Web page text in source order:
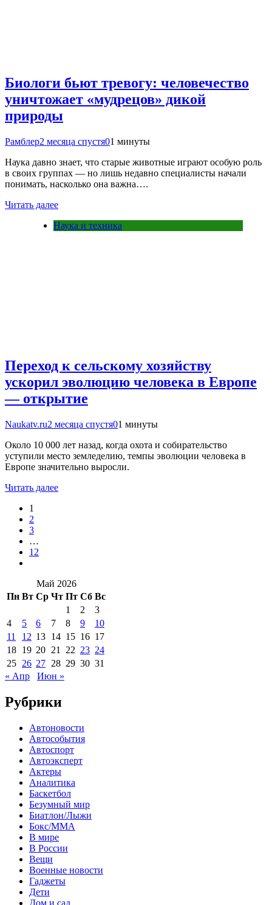
Биологи бьют тревогу: человечество
уничтожает «мудрецов» дикой
природы
Рамблер2 месяца спустя01 минуты
Наука давно знает, что старые животные играют особую роль
в своих группах — но лишь недавно специалисты начали
понимать, насколько она важна….
Читать далее
Наука и техника
Переход к сельскому хозяйству
ускорил эволюцию человека в Европе
— открытие
Naukatv.ru2 месяца спустя01 минуты
Около 10 000 лет назад, когда охота и собирательство
уступили место земледелию, темпы эволюции человека в
Европе значительно выросли.
Читать далее
1
2
3
…
12
Май 2026
Пн Вт Ср Чт Пт Сб Вс
1
2
3
4
5 6 7 8 9
10
11
12 13 14 15 16 17
18 19 20 21 22 23 24
25 26 27 28 29 30 31
« Апр
Июн »
Рубрики
Автоновости
Автособытия
Автоспорт
Автоэксперт
Актеры
Аналитика
Баскетбол
Безумный мир
Биатлон/Лыжи
Бокс/MMA
В мире
В России
Вещи
Военные новости
Гаджеты
Дети
Дом и сад